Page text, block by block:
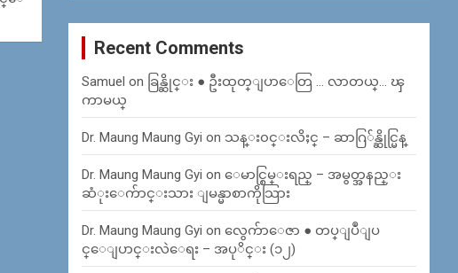
Recent Comments
Samuel on ခြန္ဆိုင္း ● ဦးထုတ္ျပာေတြ … လာတယ္… ၾ
ကာမယ္
Dr. Maung Maung Gyi on သန္း၀င္းလိႈင္ – ဆာဂြ်န္ဆိုင္မြန္
Dr. Maung Maung Gyi onေမာင္စြမ္းရည္ – အမွတ္အနည္း
ဆံုးေက်ာင္းသား ျမန္မာစာကိုသြား
Dr. Maung Maung Gyi onလွေက်ာေဇာ ● တပ္ျပဳျပ
င္ေျပာင္းလဲေရး – အပုိင္း (၁၂)